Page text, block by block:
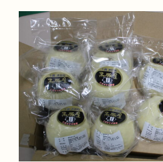
エ
ィ
ー
セ
ッ